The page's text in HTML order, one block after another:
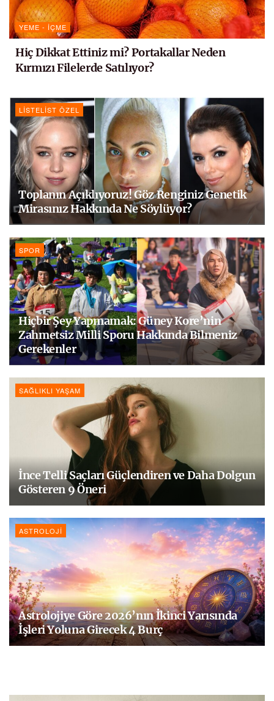
YEME - İÇME
Hiç Dikkat Ettiniz mi? Portakallar Neden
Kırmızı Filelerde Satılıyor?
LISTELIST ÖZEL
Toplanın Açıklıyoruz! Göz Renginiz Genetik
Mirasınız Hakkında Ne Söylüyor?
SPOR
Hiçbir Şey Yapmamak: Güney Kore’nin
Zahmetsiz Milli Sporu Hakkında Bilmeniz
Gerekenler
SAĞLIKLI YAŞAM
İnce Telli Saçları Güçlendiren ve Daha Dolgun
Gösteren 9 Öneri
ASTROLOJI
Astrolojiye Göre 2026’nın İkinci Yarısında
İşleri Yoluna Girecek 4 Burç